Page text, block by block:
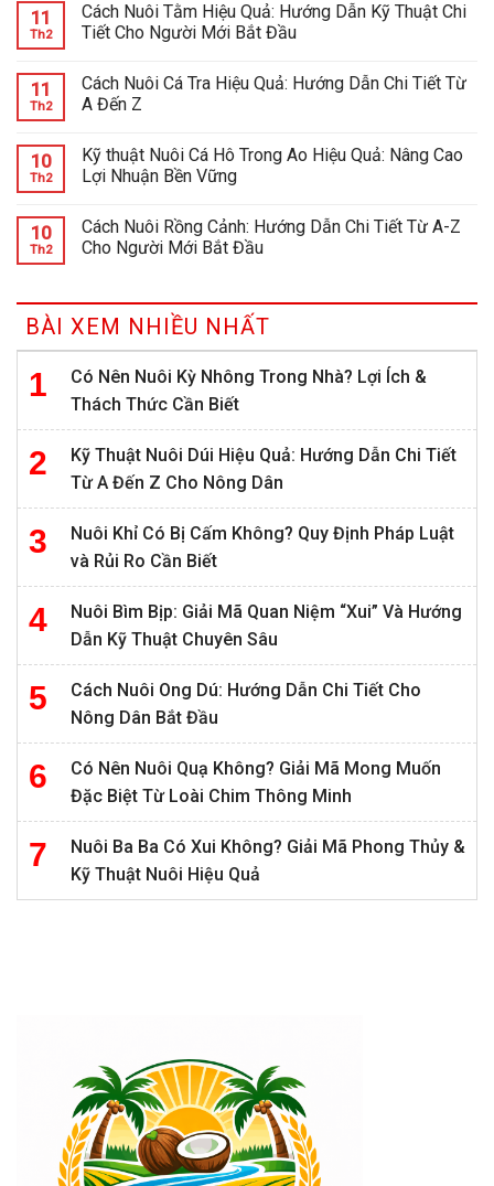
11
Th2
Cách Nuôi Tằm Hiệu Quả: Hướng Dẫn Kỹ Thuật Chi
Tiết Cho Người Mới Bắt Đầu
11
Th2
Cách Nuôi Cá Tra Hiệu Quả: Hướng Dẫn Chi Tiết Từ
A Đến Z
10
Th2
Kỹ thuật Nuôi Cá Hô Trong Ao Hiệu Quả: Nâng Cao
Lợi Nhuận Bền Vững
10
Th2
Cách Nuôi Rồng Cảnh: Hướng Dẫn Chi Tiết Từ A-Z
Cho Người Mới Bắt Đầu
BÀI XEM NHIỀU NHẤT
Có Nên Nuôi Kỳ Nhông Trong Nhà? Lợi Ích &
Thách Thức Cần Biết
Kỹ Thuật Nuôi Dúi Hiệu Quả: Hướng Dẫn Chi Tiết
Từ A Đến Z Cho Nông Dân
Nuôi Khỉ Có Bị Cấm Không? Quy Định Pháp Luật
và Rủi Ro Cần Biết
Nuôi Bìm Bịp: Giải Mã Quan Niệm “Xui” Và Hướng
Dẫn Kỹ Thuật Chuyên Sâu
Cách Nuôi Ong Dú: Hướng Dẫn Chi Tiết Cho
Nông Dân Bắt Đầu
Có Nên Nuôi Quạ Không? Giải Mã Mong Muốn
Đặc Biệt Từ Loài Chim Thông Minh
Nuôi Ba Ba Có Xui Không? Giải Mã Phong Thủy &
Kỹ Thuật Nuôi Hiệu Quả